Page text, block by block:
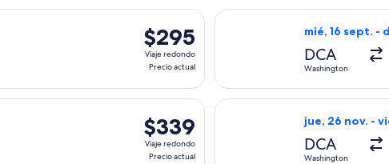
actual
$295
Viaje
redondo,
actual
$295
Viaje redondo
Precio actual
Airlines, con salida el mié, 28 oct. desde Washington hacia
mié, 16 sept. -
DCA
Washington
Seleccionar
$339
Viaje
redondo,
$339
Viaje redondo
Precio actual
con salida el sáb, 19 sept. desde Washington hacia
jue, 26 nov. -
DCA
Washington
Seleccionar